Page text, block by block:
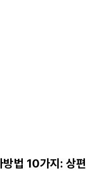
법 10가지: 상편